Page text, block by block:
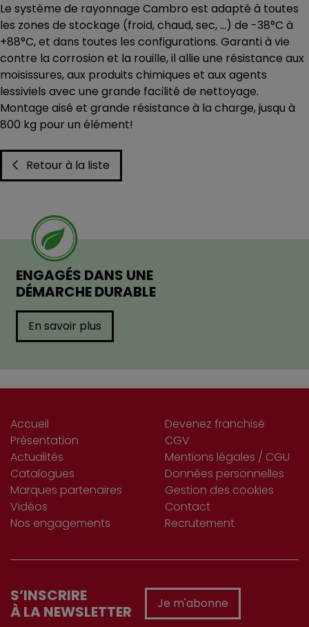
Le système de rayonnage Cambro est adapté à toutes
les zones de stockage (froid, chaud, sec, …) de -38°C à
+88°C, et dans toutes les configurations. Garanti à vie
contre la corrosion et la rouille, il allie une résistance aux
moisissures, aux produits chimiques et aux agents
lessiviels avec une grande facilité de nettoyage.
Montage aisé et grande résistance à la charge, jusqu à
800 kg pour un élément!
Retour à la liste
ENGAGÉS DANS UNE
DÉMARCHE DURABLE
En savoir plus
Accueil
Présentation
Actualités
Catalogues
Marques partenaires
Vidéos
Nos engagements
Devenez franchisé
CGV
Mentions légales / CGU
Données personnelles
Gestion des cookies
Contact
Recrutement
S’INSCRIRE
À LA NEWSLETTER
Je m'abonne